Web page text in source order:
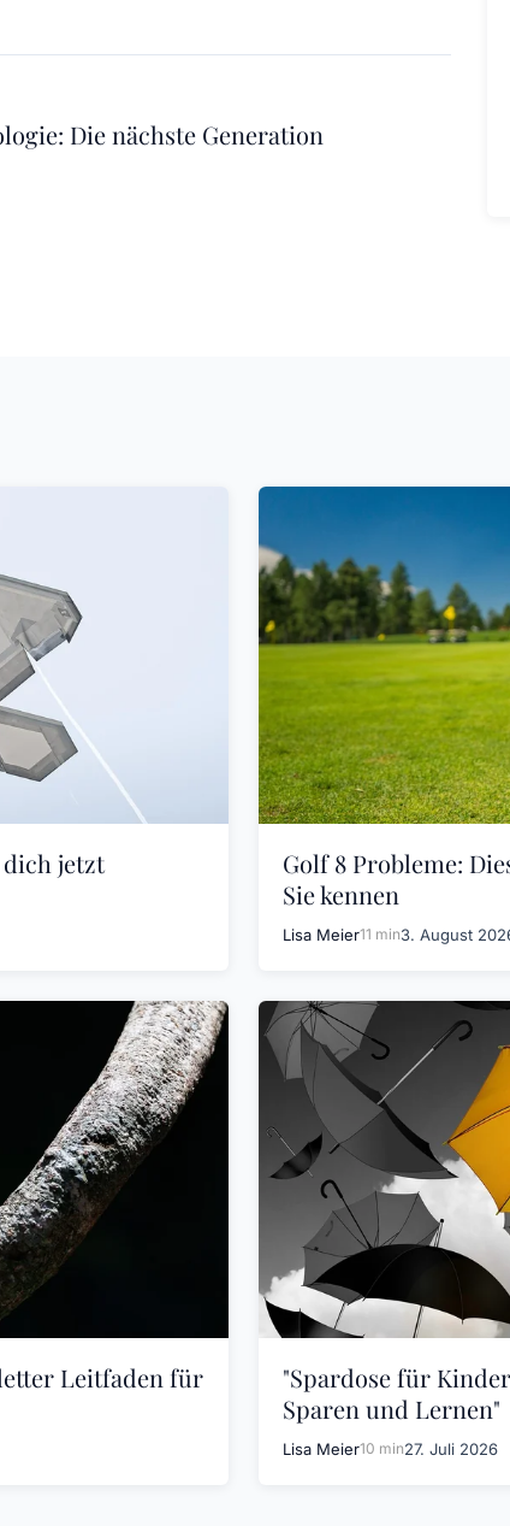
Die nächste Generation
dich jetzt
Golf 8 Probleme:
Sie kennen
Lisa Meier11 min3. August
Leitfaden für
"Spardose für
Sparen und Lernen"
Lisa Meier10 min27. Juli 2026